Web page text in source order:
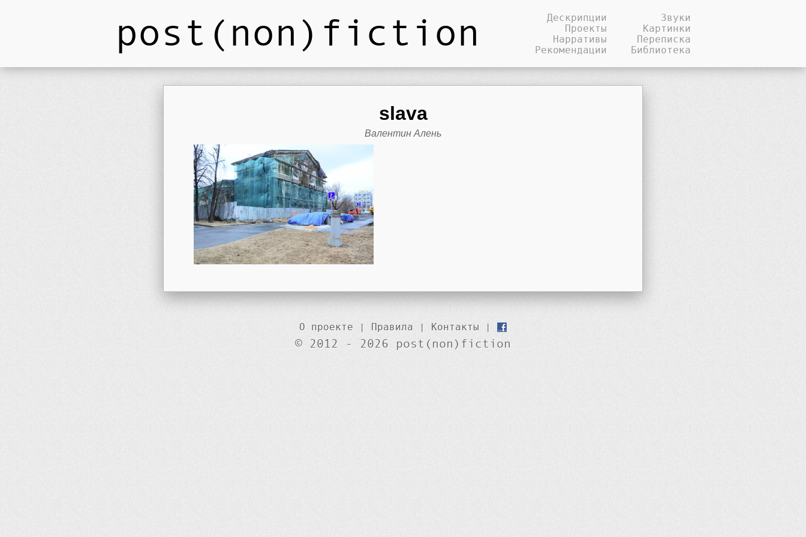
post(non)fiction
Дескрипции
Проекты
Нарративы
Рекомендации
Звуки
Картинки
Переписка
Библиотека
slava
Валентин Алень
О проекте | Правила | Контакты |
© 2012 - 2026 post(non)fiction